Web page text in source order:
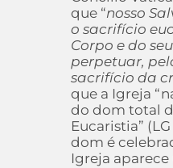
que “nosso
o sacrifício
Corpo e do
perpetuar,
sacrifício da
que a Igreja
do dom total
Eucaristia”
dom é
Igreja aparece